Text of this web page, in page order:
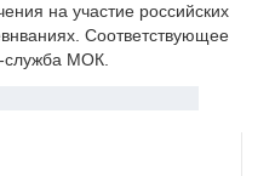
на участие российских
Соответствующее
служба МОК.